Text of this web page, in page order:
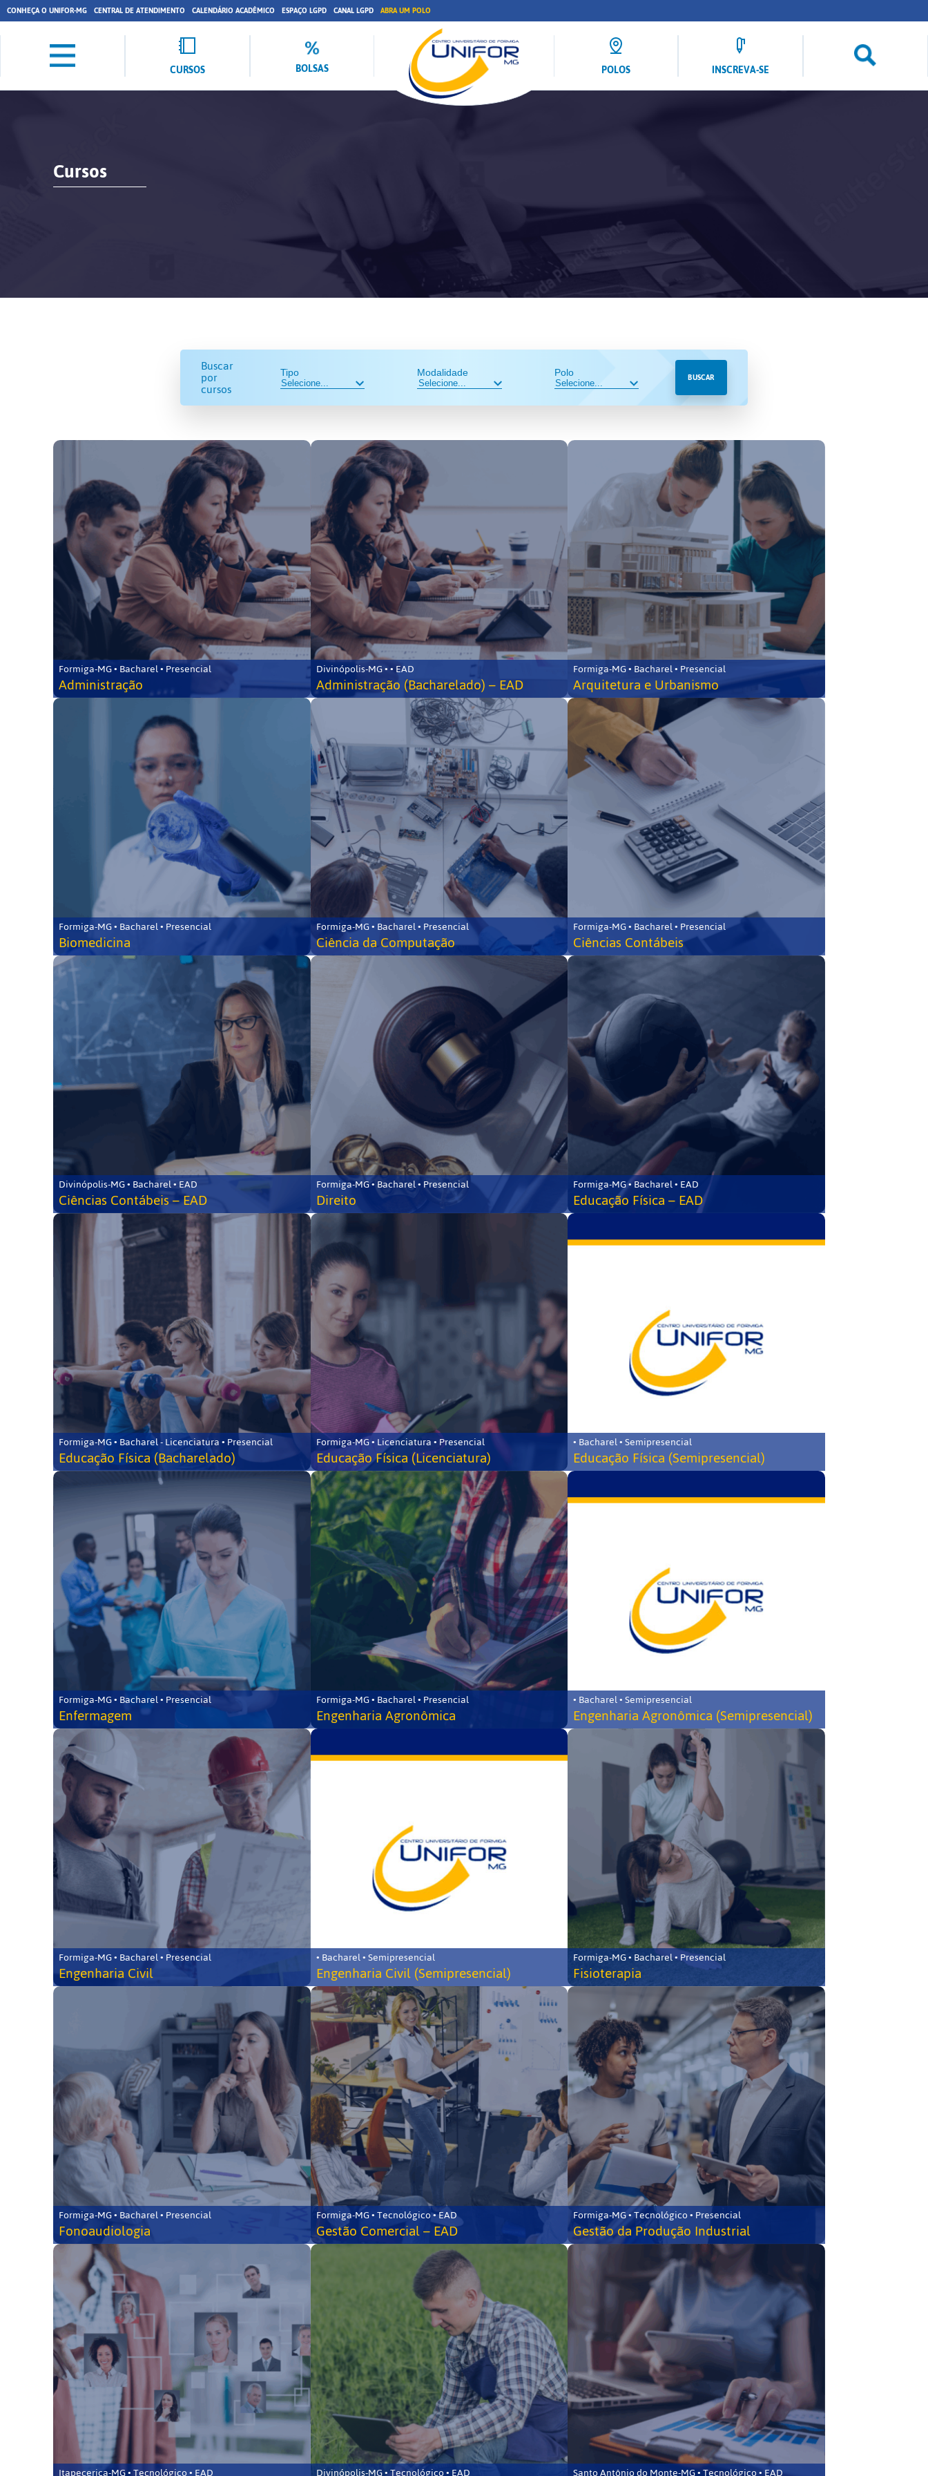
CONHEÇA O UNIFOR-MG CENTRAL DE ATENDIMENTO CALENDÁRIO ACADÊMICO ESPAÇO LGPD CANAL LGPD ABRA UM POLO
CURSOS BOLSAS POLOS INSCREVA-SE
Cursos
Buscar
por
cursos
Tipo Modalidade Polo BUSCAR
Formiga-MG • Bacharel • Presencial
Administração
Divinópolis-MG • • EAD
Administração (Bacharelado) – EAD
Formiga-MG • Bacharel • Presencial
Arquitetura e Urbanismo
Formiga-MG • Bacharel • Presencial
Biomedicina
Formiga-MG • Bacharel • Presencial
Ciência da Computação
Formiga-MG • Bacharel • Presencial
Ciências Contábeis
Divinópolis-MG • Bacharel • EAD
Ciências Contábeis – EAD
Formiga-MG • Bacharel • Presencial
Direito
Formiga-MG • Bacharel • EAD
Educação Física – EAD
Formiga-MG • Bacharel - Licenciatura • Presencial
Educação Física (Bacharelado)
Formiga-MG • Licenciatura • Presencial
Educação Física (Licenciatura)
• Bacharel • Semipresencial
Educação Física (Semipresencial)
Formiga-MG • Bacharel • Presencial
Enfermagem
Formiga-MG • Bacharel • Presencial
Engenharia Agronômica
• Bacharel • Semipresencial
Engenharia Agronômica (Semipresencial)
Formiga-MG • Bacharel • Presencial
Engenharia Civil
• Bacharel • Semipresencial
Engenharia Civil (Semipresencial)
Formiga-MG • Bacharel • Presencial
Fisioterapia
Formiga-MG • Bacharel • Presencial
Fonoaudiologia
Formiga-MG • Tecnológico • EAD
Gestão Comercial – EAD
Formiga-MG • Tecnológico • Presencial
Gestão da Produção Industrial